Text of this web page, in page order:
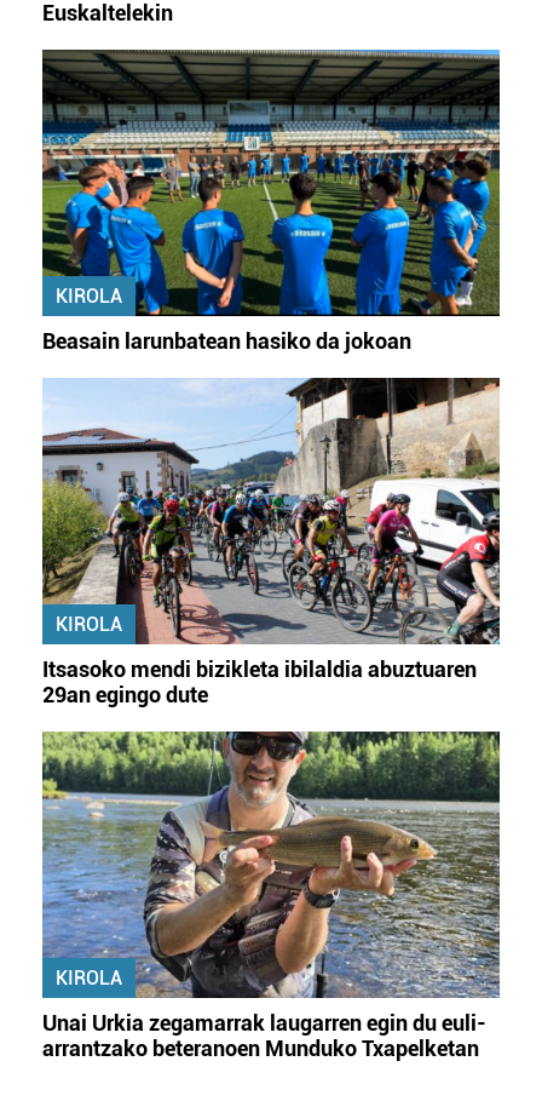
Euskaltelekin
KIROLA
Beasain larunbatean hasiko da jokoan
KIROLA
Itsasoko mendi bizikleta ibilaldia abuztuaren
29an egingo dute
KIROLA
Unai Urkia zegamarrak laugarren egin du euli-
arrantzako beteranoen Munduko Txapelketan